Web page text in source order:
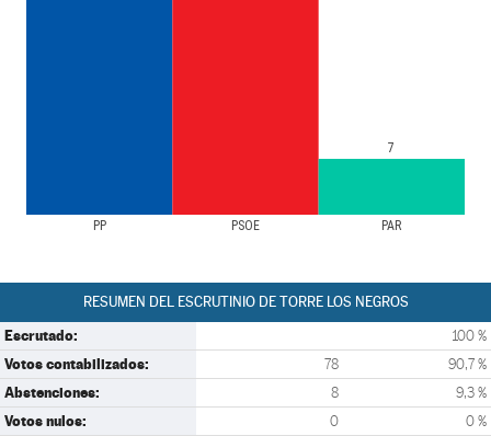
PP PSOE PAR
7
RESUMEN DEL ESCRUTINIO DE TORRE LOS NEGROS
Escrutado: 100 %
Votos contabilizados: 78 90,7 %
Abstenciones: 8 9,3 %
Votos nulos: 0 0 %